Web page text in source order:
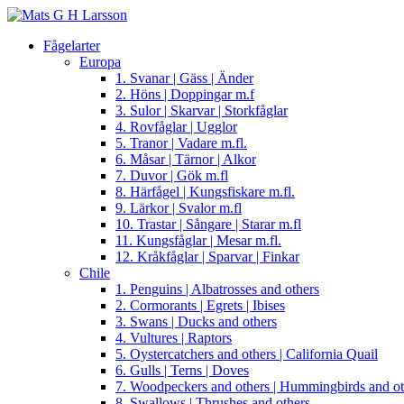
Fågelarter
Europa
1. Svanar | Gäss | Änder
2. Höns | Doppingar m.f
3. Sulor | Skarvar | Storkfåglar
4. Rovfåglar | Ugglor
5. Tranor | Vadare m.fl.
6. Måsar | Tärnor | Alkor
7. Duvor | Gök m.fl
8. Härfågel | Kungsfiskare m.fl.
9. Lärkor | Svalor m.fl
10. Trastar | Sångare | Starar m.fl
11. Kungsfåglar | Mesar m.fl.
12. Kråkfåglar | Sparvar | Finkar
Chile
1. Penguins | Albatrosses and others
2. Cormorants | Egrets | Ibises
3. Swans | Ducks and others
4. Vultures | Raptors
5. Oystercatchers and others | California Quail
6. Gulls | Terns | Doves
7. Woodpeckers and others | Hummingbirds and